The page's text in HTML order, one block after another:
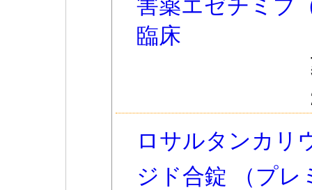
臨床
ロサルタンカリ
ジド合錠 （プレ